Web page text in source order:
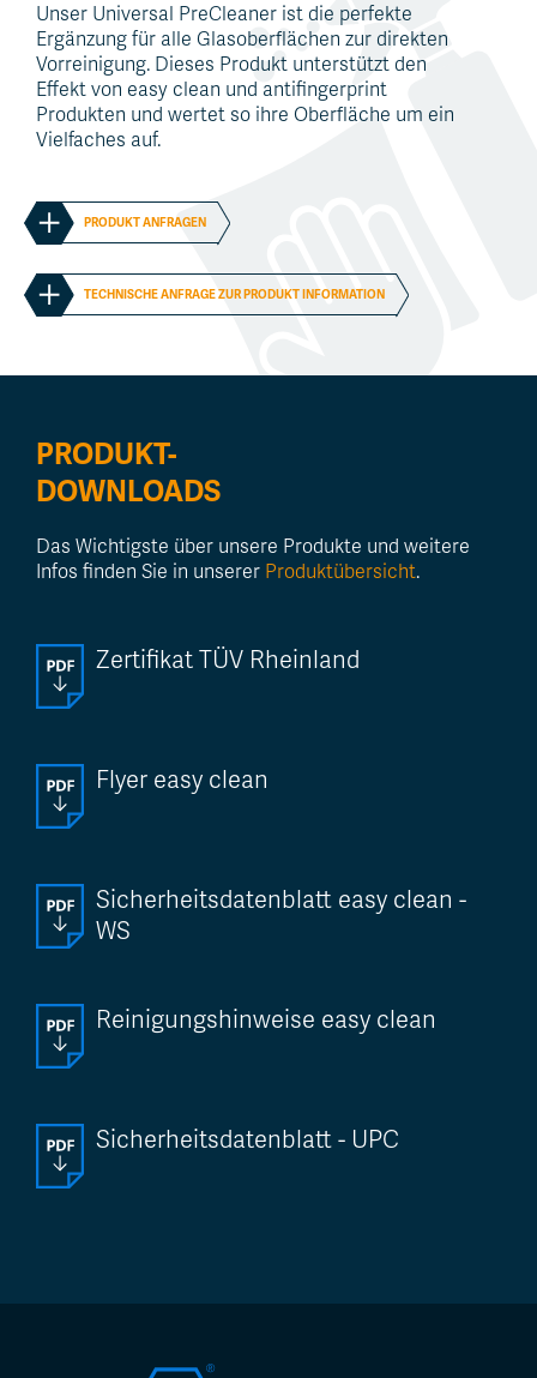
Unser Universal PreCleaner ist die perfekte
Ergänzung für alle Glasoberflächen zur direkten
Vorreinigung. Dieses Produkt unterstützt den
Effekt von easy clean und antifingerprint
Produkten und wertet so ihre Oberfläche um ein
Vielfaches auf.
PRODUKT ANFRAGEN
TECHNISCHE ANFRAGE ZUR PRODUKT INFORMATION
PRODUKT-
DOWNLOADS
Das Wichtigste über unsere Produkte und weitere
Infos finden Sie in unserer Produktübersicht.
Zertifikat TÜV Rheinland
Flyer easy clean
Sicherheitsdatenblatt easy clean -
WS
Reinigungshinweise easy clean
Sicherheitsdatenblatt - UPC